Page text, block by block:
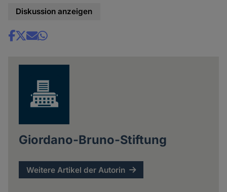
Diskussion anzeigen
Share
Giordano-Bruno-Stiftung
Weitere Artikel der Autorin